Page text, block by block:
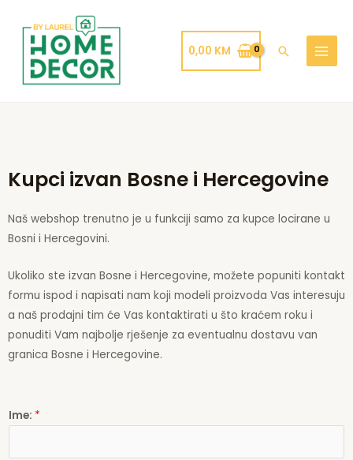
content
0,00 KM Search
MENU
Kupci izvan Bosne i Hercegovine
Naš webshop trenutno je u funkciji samo za kupce locirane u
Bosni i Hercegovini.
Ukoliko ste izvan Bosne i Hercegovine, možete popuniti kontakt
formu ispod i napisati nam koji modeli proizvoda Vas interesuju
a naš prodajni tim će Vas kontaktirati u što kraćem roku i
ponuditi Vam najbolje rješenje za eventualnu dostavu van
granica Bosne i Hercegovine.
Ime: *